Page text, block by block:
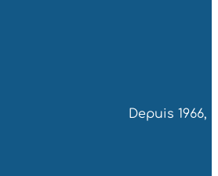
Depuis